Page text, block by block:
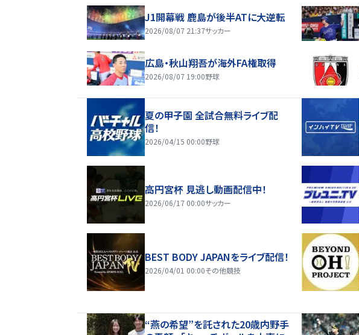
J1開幕戦 鹿島が後半ATに大逆転
2026/08/07 21:37サッカー
広島・秋山翔吾が海外FA権取得
2026/08/07 19:00野球
夏の甲子園 全試合無料ライブ配
信！
2026/04/15 00:00野球
高円宮杯 見逃し動画配信中！
2026/06/17 00:00サッカー
BEST BODY JAPANをライブ配信！
2026/04/01 00:00その他競技
“燕の希望”を託された20歳内野手